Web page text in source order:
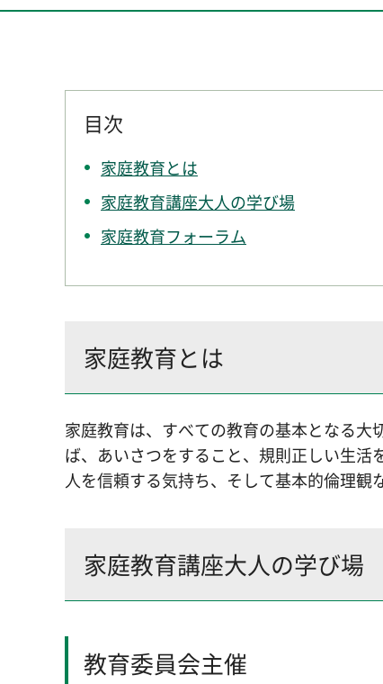
目次
家庭教育とは
家庭教育講座大人の学び場
家庭教育フォーラム
家庭教育とは
家庭教育は、すべての教育の基本となる
ば、あいさつをすること、規則正しい生活
人を信頼する気持ち、そして基本的倫理観
家庭教育講座大人の学び場
教育委員会主催